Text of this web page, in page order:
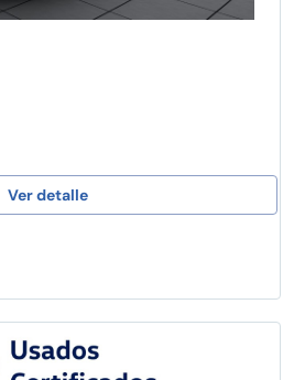
Ver detalle